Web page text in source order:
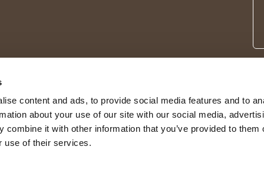
content and ads, to provide social media features and to
about your use of our site with our social media,
combine it with other information that you’ve provided to them
use of their services.